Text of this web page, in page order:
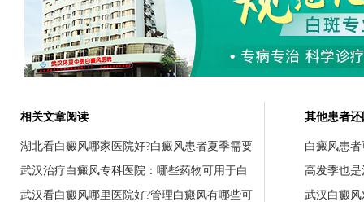
相关文章阅读
湖北看白癜风哪家医院好?白癜风患者夏季需要
武汉治疗白癜风专科医院：哪些药物可用于白
武汉看白癜风哪里医院好?管理白癜风有哪些可
其他患者
白癜风患
高发季也
武汉白癜